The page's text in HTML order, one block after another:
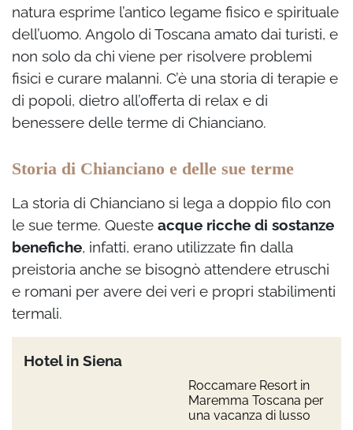
natura esprime l’antico legame fisico e spirituale
dell’uomo. Angolo di Toscana amato dai turisti, e
non solo da chi viene per risolvere problemi
fisici e curare malanni. C’è una storia di terapie e
di popoli, dietro all’offerta di relax e di
benessere delle terme di Chianciano.
Storia di Chianciano e delle sue terme
La storia di Chianciano si lega a doppio filo con
le sue terme. Queste acque ricche di sostanze
benefiche, infatti, erano utilizzate fin dalla
preistoria anche se bisognò attendere etruschi
e romani per avere dei veri e propri stabilimenti
termali.
Hotel in Siena
Roccamare Resort in
Maremma Toscana per
una vacanza di lusso